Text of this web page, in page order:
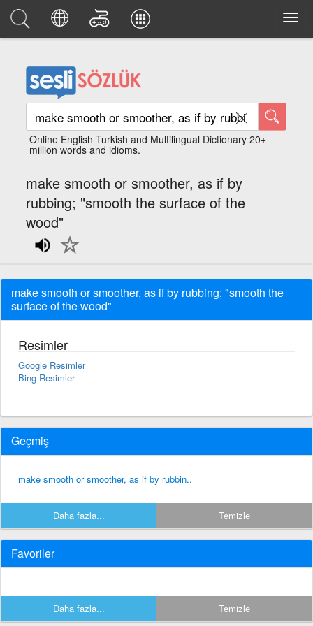
Online English Turkish and Multilingual Dictionary 20+
million words and idioms.
make smooth or smoother, as if by
rubbing; "smooth the surface of the
wood"
make smooth or smoother, as if by rubbing; "smooth the
surface of the wood"
Resimler
Google Resimler
Bing Resimler
Geçmiş
make smooth or smoother, as if by rubbin..
Daha fazla... Temizle
Favoriler
Daha fazla... Temizle